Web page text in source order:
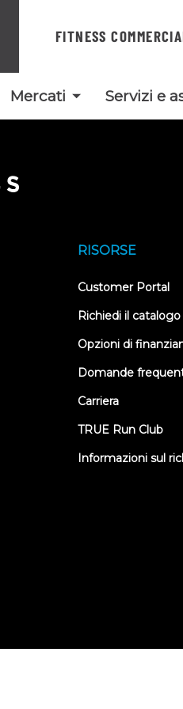
FITNESS
Mercati Servizi e
RISORSE
Customer Portal
Richiedi il
Opzioni di
Domande
Carriera
TRUE Run Club
Informazioni sul